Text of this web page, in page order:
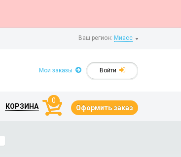
Ваш регион: Миасс
Войти
Мои заказы
КОРЗИНА
0
Оформить заказ